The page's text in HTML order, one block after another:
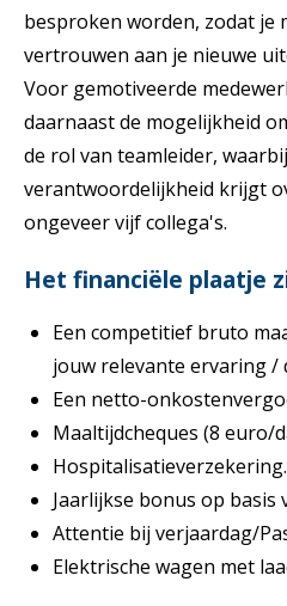
besproken worden, zodat je
vertrouwen aan je nieuwe
Voor gemotiveerde
daarnaast de mogelijkheid
de rol van teamleider,
verantwoordelijkheid krijgt
ongeveer vijf collega's.
Het financiële plaatje
Een competitief bruto
jouw relevante ervaring /
Een netto-
Maaltijdcheques (8 euro/
Hospitalisatieverzekering.
Jaarlijkse bonus op basis
Attentie bij verjaardag/
Elektrische wagen met